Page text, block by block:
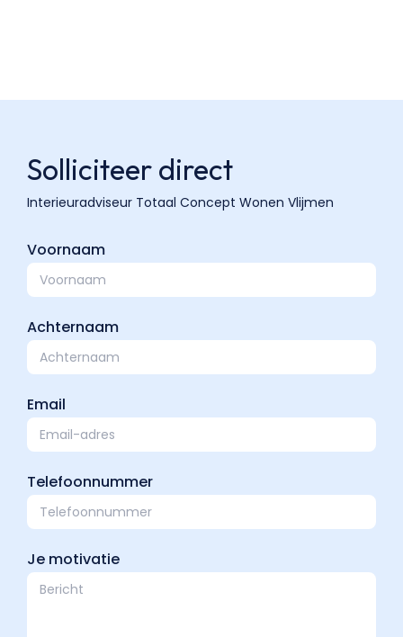
Solliciteer direct
Voornaam
Achternaam
Email
Telefoonnummer
Je motivatie